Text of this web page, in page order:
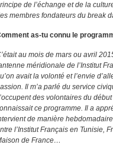
de l’échange et de la
membres fondateurs du break
as-tu connu le
au mois de mars ou avril
méridionale de l’Institut
avait la volonté et l’envie
Il m’a parlé du service
des volontaires du
ce programme. Il a
de manière
l’Institut Français en Tunisie,
de France…